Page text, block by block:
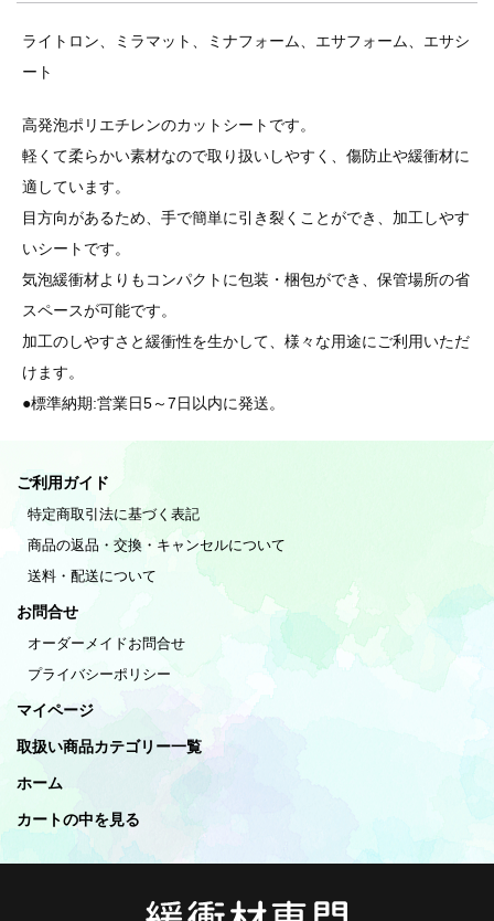
ライトロン、ミラマット、ミナフォーム、エサフォーム、エサシ
ート
高発泡ポリエチレンのカットシートです。
軽くて柔らかい素材なので取り扱いしやすく、傷防止や緩衝材に
適しています。
目方向があるため、手で簡単に引き裂くことができ、加工しやす
いシートです。
気泡緩衝材よりもコンパクトに包装・梱包ができ、保管場所の省
スペースが可能です。
加工のしやすさと緩衝性を生かして、様々な用途にご利用いただ
けます。
●標準納期:営業日5～7日以内に発送。
ご利用ガイド
特定商取引法に基づく表記
商品の返品・交換・キャンセルについて
送料・配送について
お問合せ
オーダーメイドお問合せ
プライバシーポリシー
マイページ
取扱い商品カテゴリー一覧
ホーム
カートの中を見る